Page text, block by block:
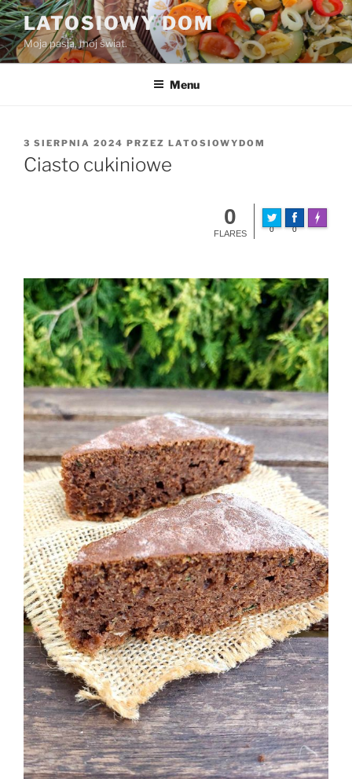
Przejdź
do
treści
LATOSIOWY DOM
Moja pasja, mój świat.
Menu
OPUBLIKOWANE
W
3 SIERPNIA 2024 PRZEZ LATOSIOWYDOM
Ciasto cukiniowe
0
FLARES 0 0
Made with